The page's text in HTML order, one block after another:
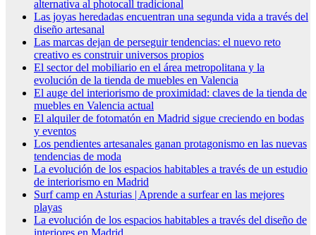
alternativa al photocall tradicional
Las joyas heredadas encuentran una segunda vida a través del
diseño artesanal
Las marcas dejan de perseguir tendencias: el nuevo reto
creativo es construir universos propios
El sector del mobiliario en el área metropolitana y la
evolución de la tienda de muebles en Valencia
El auge del interiorismo de proximidad: claves de la tienda de
muebles en Valencia actual
El alquiler de fotomatón en Madrid sigue creciendo en bodas
y eventos
Los pendientes artesanales ganan protagonismo en las nuevas
tendencias de moda
La evolución de los espacios habitables a través de un estudio
de interiorismo en Madrid
Surf camp en Asturias | Aprende a surfear en las mejores
playas
La evolución de los espacios habitables a través del diseño de